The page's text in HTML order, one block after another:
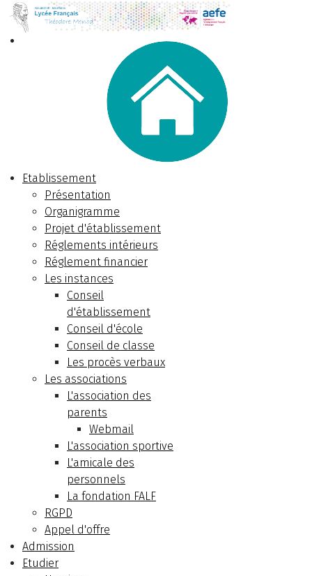
Etablissement
Présentation
Organigramme
Projet d'établissement
Réglements intérieurs
Réglement financier
Les instances
Conseil
d'établissement
Conseil d'école
Conseil de classe
Les procès verbaux
Les associations
L'association des
parents
Webmail
L'association sportive
L'amicale des
personnels
La fondation FALF
RGPD
Appel d'offre
Admission
Etudier